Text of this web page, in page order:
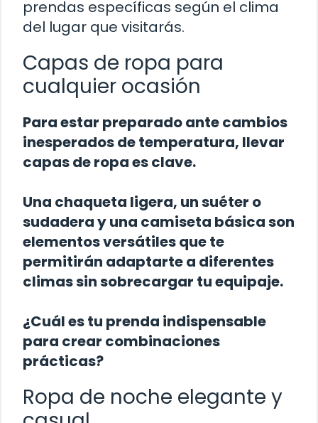
prendas específicas según el clima
del lugar que visitarás.
Capas de ropa para
cualquier ocasión
Para estar preparado ante cambios
inesperados de temperatura, llevar
capas de ropa es clave.
Una chaqueta ligera, un suéter o
sudadera y una camiseta básica son
elementos versátiles que te
permitirán adaptarte a diferentes
climas sin sobrecargar tu equipaje.
¿Cuál es tu prenda indispensable
para crear combinaciones
prácticas?
Ropa de noche elegante y